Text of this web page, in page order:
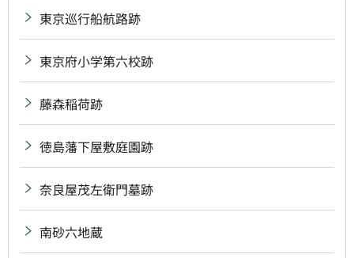
東京巡行船航路跡
東京府小学第六校跡
藤森稲荷跡
徳島藩下屋敷庭園跡
奈良屋茂左衛門墓跡
南砂六地蔵